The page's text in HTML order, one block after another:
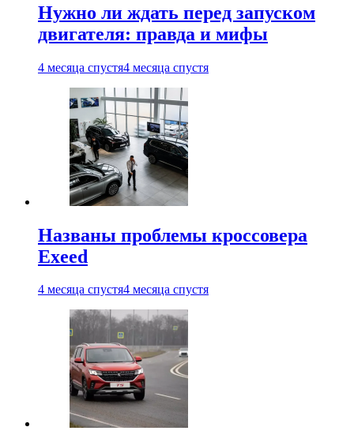
Нужно ли ждать перед запуском
двигателя: правда и мифы
4 месяца спустя4 месяца спустя
Названы проблемы кроссовера
Exeed
4 месяца спустя4 месяца спустя